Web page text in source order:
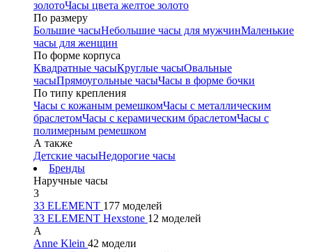
золотоЧасы цвета желтое золото
По размеру
Большие часыНебольшие часы для мужчинМаленькие
часы для женщин
По форме корпуса
Квадратные часыКруглые часыОвальные
часыПрямоугольные часыЧасы в форме бочки
По типу крепления
Часы с кожаным ремешкомЧасы с металлическим
браслетомЧасы с керамическим браслетомЧасы с
полимерным ремешком
А также
Детские часыНедорогие часы
Бренды
Наручные часы
3
33 ELEMENT 177 моделей
33 ELEMENT Hexstone 12 моделей
A
Anne Klein 42 модели